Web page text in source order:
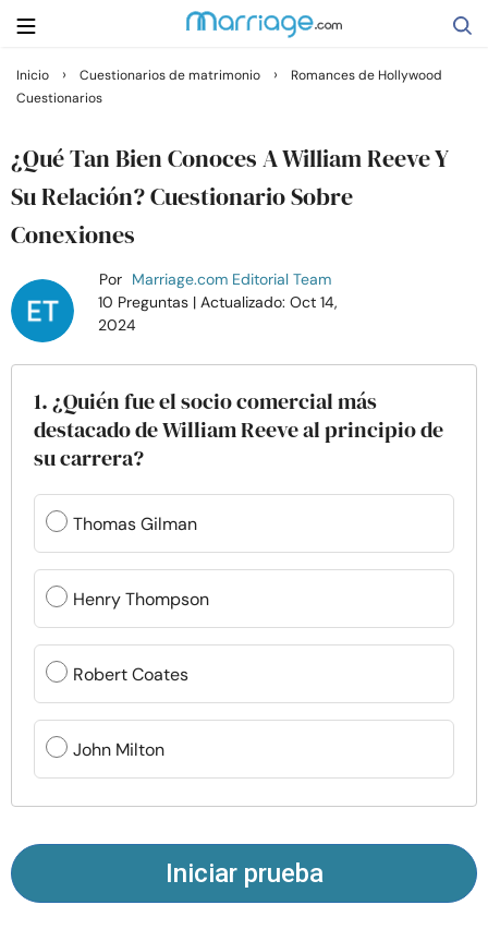
Buscar
Casarse
Familia
Cursos
Recursos
Comunidad
Encuentra un terapeuta
Idioma
Sobre nosotros Contáctanos Escríbenos
Publicidad con
nosotros
© Copyright 2026. Todos los derechos reservados.
Inicio › Cuestionarios de matrimonio ›
Romances de Hollywood
Cuestionarios
¿Qué Tan Bien Conoces A William Reeve Y
Su Relación? Cuestionario Sobre
Conexiones
Por Marriage.com Editorial Team
10 Preguntas | Actualizado: Oct 14,
2024
1. ¿Quién fue el socio comercial más
destacado de William Reeve al principio de
su carrera?
Thomas Gilman
Henry Thompson
Robert Coates
John Milton
Iniciar prueba